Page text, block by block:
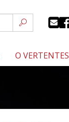
O VERTENTES